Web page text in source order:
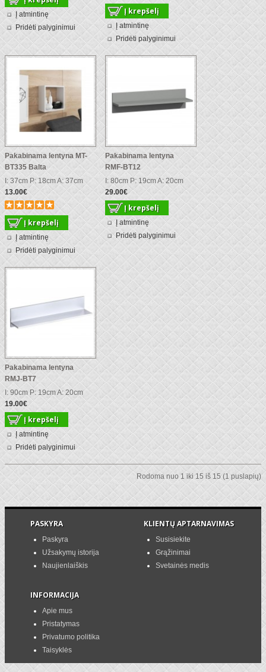
Į atmintinę
Pridėti palyginimui
Į atmintinę
Pridėti palyginimui
Pakabinama lentyna MT-
BT335 Balta
I: 37cm P: 18cm A: 37cm
13.00€
Į atmintinę
Pridėti palyginimui
Pakabinama lentyna
RMF-BT12
I: 80cm P: 19cm A: 20cm
29.00€
Į atmintinę
Pridėti palyginimui
Pakabinama lentyna
RMJ-BT7
I: 90cm P: 19cm A: 20cm
19.00€
Į atmintinę
Pridėti palyginimui
Rodoma nuo 1 iki 15 iš 15 (1 puslapių)
PASKYRA
Paskyra
Užsakymų istorija
Naujienlaiškis
KLIENTŲ APTARNAVIMAS
Susisiekite
Grąžinimai
Svetainės medis
INFORMACIJA
Apie mus
Pristatymas
Privatumo politika
Taisyklės